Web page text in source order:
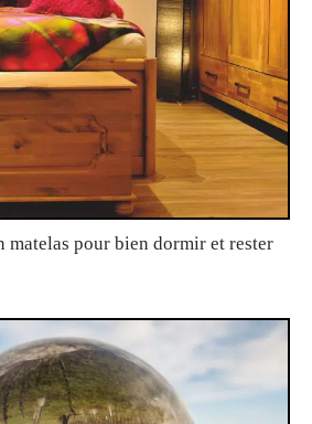
matelas pour bien dormir et rester